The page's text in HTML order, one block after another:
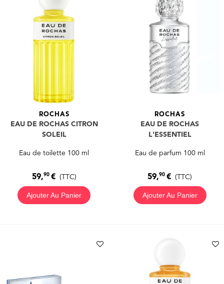
ROCHAS
EAU DE ROCHAS CITRON
SOLEIL
Eau de toilette 100 ml
59,90 € (TTC)
Ajouter Au Panier
ROCHAS
EAU DE ROCHAS
L'ESSENTIEL
Eau de parfum 100 ml
59,90€ (TTC)
Ajouter Au Panier